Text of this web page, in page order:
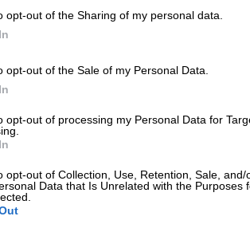
opt-out of the Sharing of my personal data.
opt-out of the Sale of my Personal Data.
opt-out of processing my Personal Data for
opt-out of Collection, Use, Retention, Sale, and/
Data that Is Unrelated with the Purposes
affettare (verdure morbide,
attività divertentissime per i
facendo i biscotti la
la fortuna di avere un giardino,
lasciate un angolo tutto
più utile di un’altalena.